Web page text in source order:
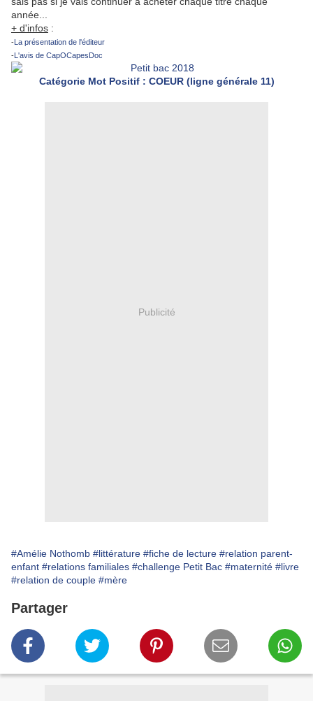
année...
+ d'infos :
-La présentation de l'éditeur
-L'avis de CapOCapesDoc
Catégorie Mot Positif : COEUR (ligne générale 11)
Publicité
#Amélie Nothomb #littérature #fiche de lecture #relation parent-
enfant #relations familiales #challenge Petit Bac #maternité #livre
#relation de couple #mère
Partager